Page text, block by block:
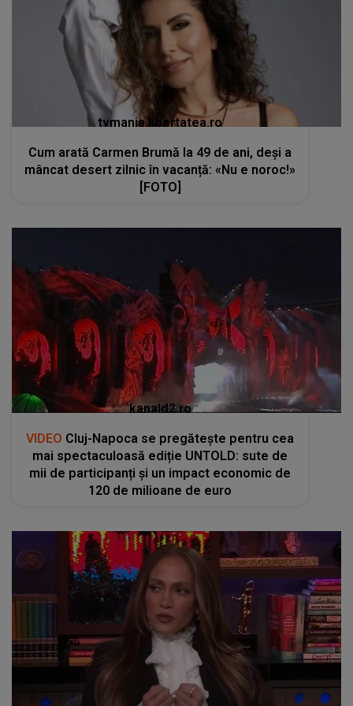
tvmania.libertatea.ro
Cum arată Carmen Brumă la 49 de ani, deși a
mâncat desert zilnic în vacanță: «Nu e noroc!»
[FOTO]
kanald2.ro
VIDEO Cluj-Napoca se pregătește pentru cea
mai spectaculoasă ediție UNTOLD: sute de
mii de participanți și un impact economic de
120 de milioane de euro